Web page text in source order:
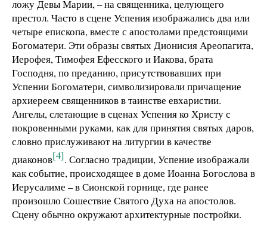
ложу Девы Марии, – на священника, целующего
престол. Часто в сцене Успения изображались два или
четыре епископа, вместе с апостолами предстоящими
Богоматери. Эти образы святых Дионисия Ареопагита,
Иерофея, Тимофея Ефесского и Иакова, брата
Господня, по преданию, присутствовавших при
Успении Богоматери, символизировали причащение
архиереем священников в таинстве евхаристии.
Ангелы, слетающие в сценах Успения ко Христу с
покровенными руками, как для принятия святых даров,
словно прислуживают на литургии в качестве
диаконов[4]. Согласно традиции, Успение изображали
как событие, происходящее в доме Иоанна Богослова в
Иерусалиме – в Сионской горнице, где ранее
произошло Сошествие Святого Духа на апостолов.
Сцену обычно окружают архитектурные постройки.